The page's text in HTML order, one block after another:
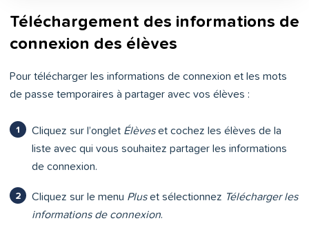
Téléchargement des informations de
connexion des élèves
Pour télécharger les informations de connexion et les mots
de passe temporaires à partager avec vos élèves :
Cliquez sur l’onglet Élèveset cochez les élèves de la
liste avec qui vous souhaitez partager les informations
de connexion.
Cliquez sur le menu Pluset sélectionnez Télécharger les
informations de connexion.